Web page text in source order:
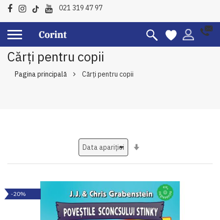
021 319 47 97
Cărți pentru copii
Pagina principală Cărți pentru copii
-20%